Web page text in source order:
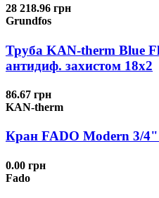
28 218.96 грн
Grundfos
Труба KAN-therm Blue
антидиф. захистом 18х2
86.67 грн
KAN-therm
Кран FADO Modern 3/
0.00 грн
Fado